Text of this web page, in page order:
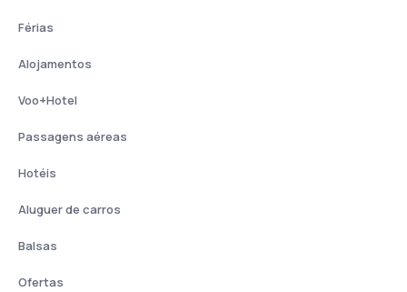
Férias
Alojamentos
Voo+Hotel
Passagens aéreas
Hotéis
Aluguer de carros
Balsas
Ofertas